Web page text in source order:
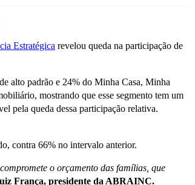
Estratégica revelou queda na participação de
alto padrão e 24% do Minha Casa, Minha
mostrando que esse segmento tem um
pela queda dessa participação relativa.
contra 66% no intervalo anterior.
o orçamento das famílias, que
França, presidente da ABRAINC.